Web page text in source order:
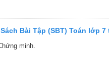
Bài Tập (SBT) Toán lớp 7
minh.